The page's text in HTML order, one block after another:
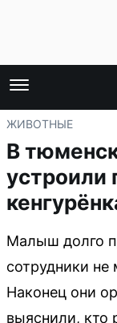
ЖИВОТНЫЕ
В
устроили
Малыш долго
сотрудники не
Наконец они
выяснили, кто